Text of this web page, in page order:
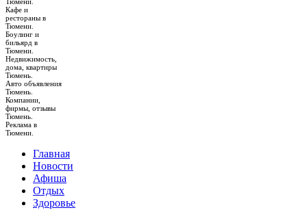
Кафе и
рестораны в
Тюмени.
Боулинг и
бильярд в
Тюмени.
Недвижимость,
дома, квартиры
Тюмень.
Авто объявления
Тюмень.
Компании,
фирмы, отзывы
Тюмень.
Реклама в
Тюмени.
Главная
Новости
Афиша
Отдых
Здоровье